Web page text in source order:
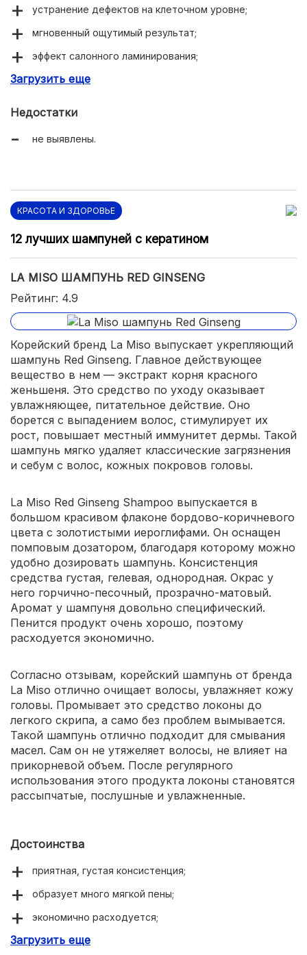
устранение дефектов на клеточном уровне;
мгновенный ощутимый результат;
эффект салонного ламинирования;
ценные натуральные ингредиенты;
Загрузить еще
Недостатки
не выявлены.
КРАСОТА И ЗДОРОВЬЕ
12 лучших шампуней с кератином
LA MISO ШАМПУНЬ RED GINSENG
Рейтинг: 4.9
Корейский бренд La Miso выпускает укрепляющий
шампунь Red Ginseng. Главное действующее
вещество в нем — экстракт корня красного
женьшеня. Это средство по уходу оказывает
увлажняющее, питательное действие. Оно
борется с выпадением волос, стимулирует их
рост, повышает местный иммунитет дермы. Такой
шампунь мягко удаляет классические загрязнения
и себум с волос, кожных покровов головы.
La Miso Red Ginseng Shampoo выпускается в
большом красивом флаконе бордово-коричневого
цвета с золотистыми иероглифами. Он оснащен
помповым дозатором, благодаря которому можно
удобно дозировать шампунь. Консистенция
средства густая, гелевая, однородная. Окрас у
него горчично-песочный, прозрачно-матовый.
Аромат у шампуня довольно специфический.
Пенится продукт очень хорошо, поэтому
расходуется экономично.
Согласно отзывам, корейский шампунь от бренда
La Miso отлично очищает волосы, увлажняет кожу
головы. Промывает это средство локоны до
легкого скрипа, а само без проблем вымывается.
Такой шампунь отлично подходит для смывания
масел. Сам он не утяжеляет волосы, не влияет на
прикорневой объем. После регулярного
использования этого продукта локоны становятся
рассыпчатые, послушные и увлажненные.
Достоинства
приятная, густая консистенция;
образует много мягкой пены;
экономично расходуется;
отлично очищает волосы и кожу головы;
Загрузить еще